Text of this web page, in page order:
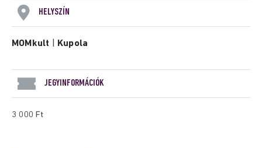
HELYSZÍN
MOMkult Kupola
JEGYINFORMÁCIÓK
3 000 Ft